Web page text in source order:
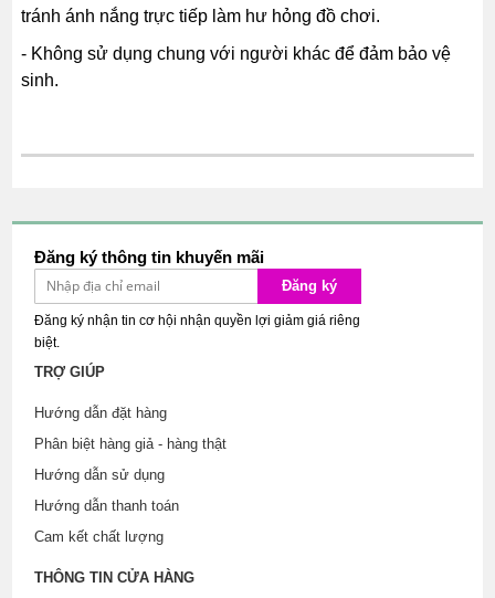
tránh ánh nắng trực tiếp làm hư hỏng đồ chơi.
- Không sử dụng chung với người khác để đảm bảo vệ
sinh.
Đăng ký thông tin khuyến mãi
Đăng ký
Đăng ký nhận tin cơ hội nhận quyền lợi giảm giá riêng
biệt.
TRỢ GIÚP
Hướng dẫn đặt hàng
Phân biệt hàng giả - hàng thật
Hướng dẫn sử dụng
Hướng dẫn thanh toán
Cam kết chất lượng
THÔNG TIN CỬA HÀNG